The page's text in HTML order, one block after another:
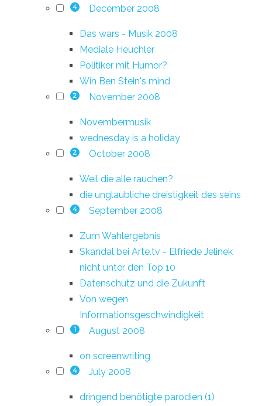
4 December 2008
Das wars - Musik 2008
Mediale Heuchler
Politiker mit Humor?
Win Ben Stein's mind
2 November 2008
Novembermusik
wednesday is a holiday
2 October 2008
Weil die alle rauchen?
die unglaubliche dreistigkeit des seins
4 September 2008
Zum Wahlergebnis
Skandal bei Arte.tv - Elfriede Jelinek
nicht unter den Top 10
Datenschutz und die Zukunft
Von wegen
Informationsgeschwindigkeit
1 August 2008
on screenwriting
4 July 2008
dringend benötigte parodien (1)